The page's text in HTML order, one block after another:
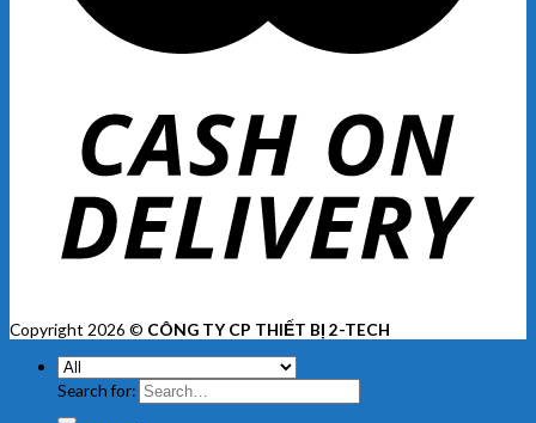
Copyright 2026 © CÔNG TY CP THIẾT BỊ 2-TECH
Search for: